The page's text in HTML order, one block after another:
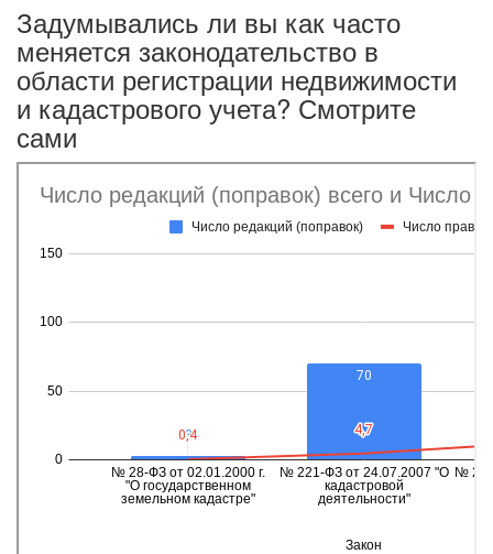
Задумывались ли вы как часто
меняется законодательство в
области регистрации недвижимости
и кадастрового учета? Смотрите
сами